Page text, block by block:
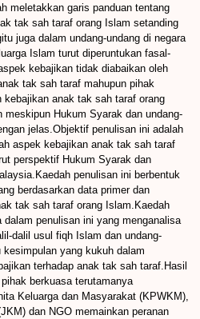
meletakkan garis panduan tentang
tak sah taraf orang Islam setanding
juga dalam undang-undang di negara
Islam turut diperuntukan fasal-
kebajikan tidak diabaikan oleh
tak sah taraf mahupun pihak
kebajikan anak tak sah taraf orang
meskipun Hukum Syarak dan undang-
jelas.Objektif penulisan ini adalah
aspek kebajikan anak tak sah taraf
perspektif Hukum Syarak dan
penulisan ini berbentuk
berdasarkan data primer dan
tak sah taraf orang Islam.Kaedah
penulisan ini yang menganalisa
dalil usul fiqh Islam dan undang-
yang kukuh dalam
terhadap anak tak sah taraf.Hasil
berkuasa terutamanya
Keluarga dan Masyarakat (KPWKM),
dan NGO memainkan peranan